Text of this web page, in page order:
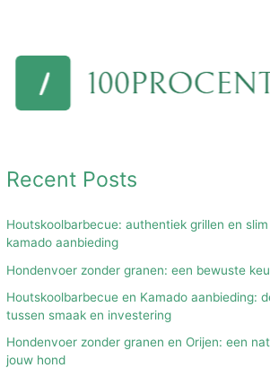
Recent Posts
Houtskoolbarbecue: authentiek grillen en
kamado aanbieding
Hondenvoer zonder granen: een bewuste
Houtskoolbarbecue en Kamado aanbieding:
tussen smaak en investering
Hondenvoer zonder granen en Orijen: een
jouw hond